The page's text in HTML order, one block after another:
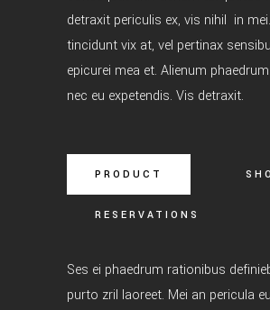
detraxit periculis ex, vis nihil in
tincidunt vix at, vel pertinax
epicurei mea et. Alienum
nec eu expetendis. Vis detraxit.
PRODUCT
RESERVATIONS
Ses ei phaedrum rationibus
purto zril laoreet. Mei an pericula